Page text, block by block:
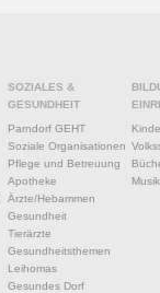
SOZIALES &
GESUNDHEIT
Parndorf GEHT
Soziale Organisationen
Pflege und Betreuung
Apotheke
Ärzte/Hebammen
Gesundheit
Tierärzte
Gesundheitsthemen
Leihomas
Gesundes Dorf